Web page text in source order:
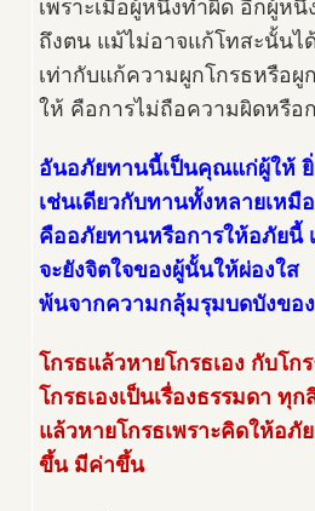
เพราะเมื่อผู้หนึ่งทำผิด อีกผู้ห
ถึงตน แม้ไม่อาจแก้โทสะนั้นไ
เท่ากับแก้ความผูกโกรธหรือ
ให้ คือการไม่ถือความผิดหรือ
อันอภัยทานนี้เป็นคุณแก่ผู้ให้ ยิ่
เช่นเดียวกับทานทั้งหลายเหมื
คืออภัยทานหรือการให้อภัยนี้
จะยังจิตใจของผู้นั้นให้ผ่องใส
พ้นจากความกลุ้มรุมบดบังขอ
โกรธแล้วหายโกรธเอง กับโ
โกรธเองเป็นเรื่องธรรมดา ทุ
แล้วหายโกรธเพราะคิดให้อภั
ขึ้น มีค่าขึ้น